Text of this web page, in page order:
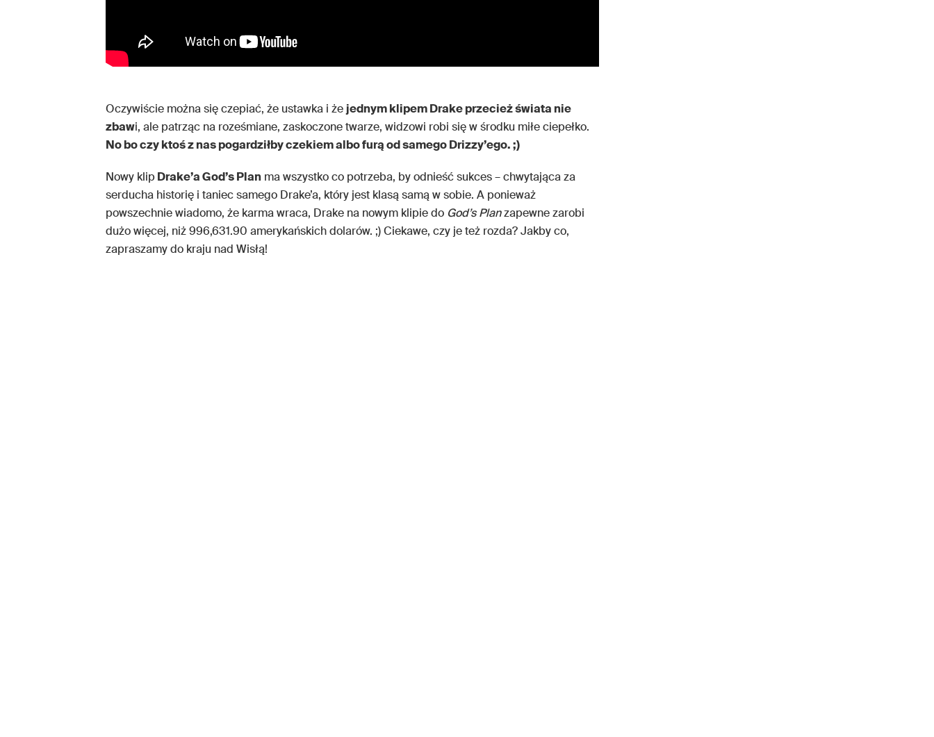
Oczywiście można się czepiać, że ustawka i że jednym klipem Drake przecież świata nie
zbawi, ale patrząc na roześmiane, zaskoczone twarze, widzowi robi się w środku miłe ciepełko.
No bo czy ktoś z nas pogardziłby czekiem albo furą od samego Drizzy’ego. ;)
Nowy klipDrake’a God’s Plan ma wszystko co potrzeba, by odnieść sukces – chwytająca za
serducha historię i taniec samego Drake’a, który jest klasą samą w sobie. A ponieważ
powszechnie wiadomo, że karma wraca, Drake na nowym klipie do God’s Planzapewne zarobi
dużo więcej, niż 996,631.90 amerykańskich dolarów. ;) Ciekawe, czy je też rozda? Jakby co,
zapraszamy do kraju nad Wisłą!